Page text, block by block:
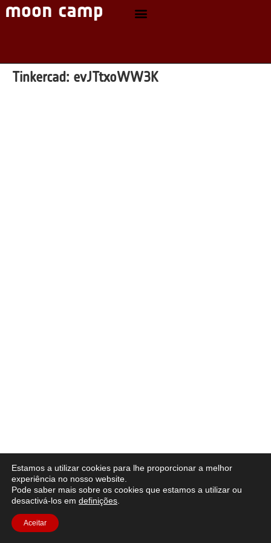
Tinkercad: evJTtxoWW3K
Estamos a utilizar cookies para lhe proporcionar a melhor
experiência no nosso website.
Pode saber mais sobre os cookies que estamos a utilizar ou
desactivá-los em definições
Aceitar